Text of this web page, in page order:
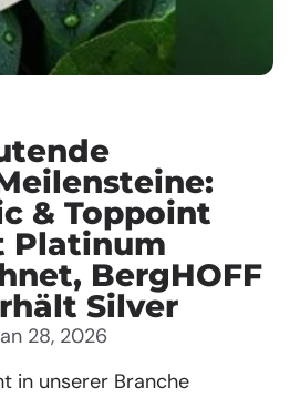
& Toppoint
Platinum
BergHOFF
Silver
28, 2026
in unserer Branche